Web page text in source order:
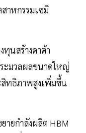
าหกรรมเซมิ
นสร้างดาต้า
ะมวลผลขนาดใหญ่
สิทธิภาพสูงเพิ่มขึ้น
ายกำลังผลิต HBM